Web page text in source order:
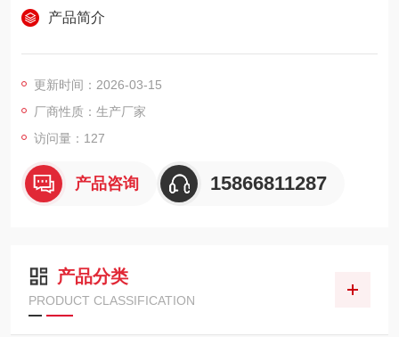
产品简介
更新时间：2026-03-15
厂商性质：生产厂家
访问量：127
产品咨询 15866811287
产品分类
PRODUCT CLASSIFICATION